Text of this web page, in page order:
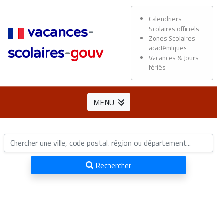
vacances-
scolaires-gouv
Calendriers
Scolaires officiels
Zones Scolaires
académiques
Vacances & Jours
fériés
MENU
Rechercher